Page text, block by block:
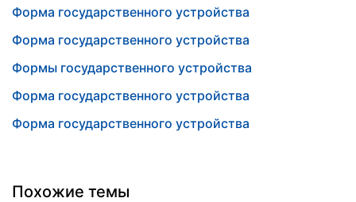
Форма государственного устройства
Форма государственного устройства
Формы государственного устройства
Форма государственного устройства
Форма государственного устройства
Похожие темы